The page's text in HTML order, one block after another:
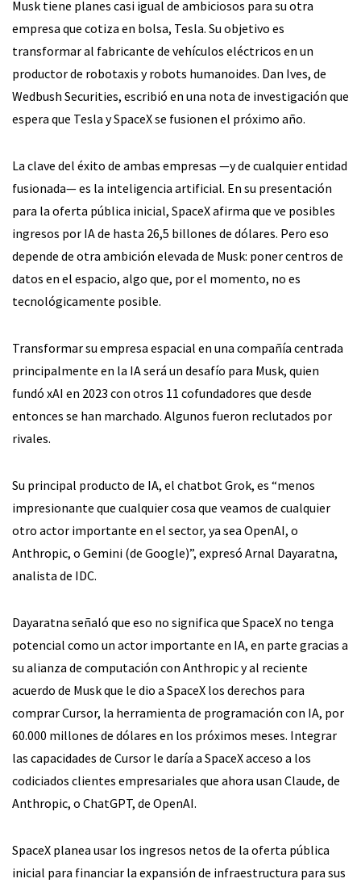
Musk tiene planes casi igual de ambiciosos para su otra
empresa que cotiza en bolsa, Tesla. Su objetivo es
transformar al fabricante de vehículos eléctricos en un
productor de robotaxis y robots humanoides. Dan Ives, de
Wedbush Securities, escribió en una nota de investigación que
espera que Tesla y SpaceX se fusionen el próximo año.
La clave del éxito de ambas empresas —y de cualquier entidad
fusionada— es la inteligencia artificial. En su presentación
para la oferta pública inicial, SpaceX afirma que ve posibles
ingresos por IA de hasta 26,5 billones de dólares. Pero eso
depende de otra ambición elevada de Musk: poner centros de
datos en el espacio, algo que, por el momento, no es
tecnológicamente posible.
Transformar su empresa espacial en una compañía centrada
principalmente en la IA será un desafío para Musk, quien
fundó xAI en 2023 con otros 11 cofundadores que desde
entonces se han marchado. Algunos fueron reclutados por
rivales.
Su principal producto de IA, el chatbot Grok, es “menos
impresionante que cualquier cosa que veamos de cualquier
otro actor importante en el sector, ya sea OpenAI, o
Anthropic, o Gemini (de Google)”, expresó Arnal Dayaratna,
analista de IDC.
Dayaratna señaló que eso no significa que SpaceX no tenga
potencial como un actor importante en IA, en parte gracias a
su alianza de computación con Anthropic y al reciente
acuerdo de Musk que le dio a SpaceX los derechos para
comprar Cursor, la herramienta de programación con IA, por
60.000 millones de dólares en los próximos meses. Integrar
las capacidades de Cursor le daría a SpaceX acceso a los
codiciados clientes empresariales que ahora usan Claude, de
Anthropic, o ChatGPT, de OpenAI.
SpaceX planea usar los ingresos netos de la oferta pública
inicial para financiar la expansión de infraestructura para sus